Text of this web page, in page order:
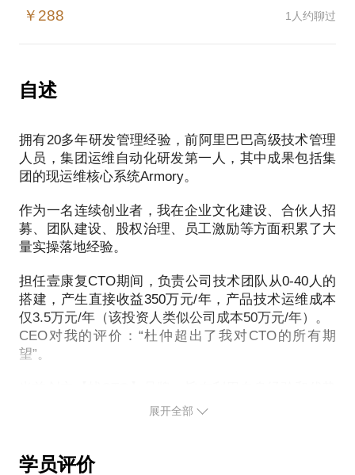
目吗？
益等等？
我的个人经历对你会有帮助的几个方面：
18年产品研发经验，阿里巴巴集团运维自动化研发第
一人，核心系统Armory运行至今；
接触VC不下100人次，谈成投资3次，最大金额5000
万人民币；
我愿意与你分享的内容包括：
（CEO）；
从技术走向管理，需要关注哪些方面；
一旦有机会作为创业公司的技术负责人，如何去谈利
益、股权，如何跟CEO交流，如何把握整体的产品、
竟一小时的谈话只能解决一个小问题。请把你的问题
￥288 1人约聊过
自述
拥有20多年研发管理经验，前阿里巴巴高级技术管理
人员，集团运维自动化研发第一人，其中成果包括集
团的现运维核心系统Armory。
作为一名连续创业者，我在企业文化建设、合伙人招
募、团队建设、股权治理、员工激励等方面积累了大
量实操落地经验。
担任壹康复CTO期间，负责公司技术团队从0-40人的
搭建，产生直接收益350万元/年，产品技术运维成本
仅3.5万元/年（该投资人类似公司成本50万元/年）。
CEO对我的评价：“杜仲超出了我对CTO的所有期
望”。
为企业提供互联网技术相关的解决方案。包括但不仅
展开全部
学员评价